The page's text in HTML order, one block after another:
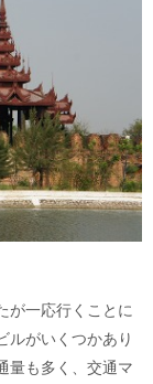
が一応行くことに
ルがいくつかあり
量も多く、交通マ